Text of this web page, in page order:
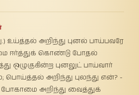
உய்த்தல் அறிந்து புனல் பாய்பவரே
ஈர்த்துக் கொண்டு போதல்
ஒழுகுகின்ற புனலுட் பாய்வார்
அறிந்து புலந்து என்? -
போகாமை அறிந்து வைத்துக்